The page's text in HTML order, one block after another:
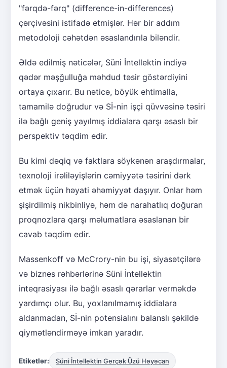
"fərqdə-fərq" (difference-in-differences)
çərçivəsini istifadə etmişlər. Hər bir addım
metodoloji cəhətdən əsaslandırıla biləndir.
Əldə edilmiş nəticələr, Süni İntellektin indiyə
qədər məşğulluğa məhdud təsir göstərdiyini
ortaya çıxarır. Bu nəticə, böyük ehtimalla,
tamamilə doğrudur və Sİ-nin işçi qüvvəsinə təsiri
ilə bağlı geniş yayılmış iddialara qarşı əsaslı bir
perspektiv təqdim edir.
Bu kimi dəqiq və faktlara söykənən araşdırmalar,
texnoloji irəliləyişlərin cəmiyyətə təsirini dərk
etmək üçün həyati əhəmiyyət daşıyır. Onlar həm
şişirdilmiş nikbinliyə, həm də narahatlıq doğuran
proqnozlara qarşı məlumatlara əsaslanan bir
cavab təqdim edir.
Massenkoff və McCrory-nin bu işi, siyasətçilərə
və biznes rəhbərlərinə Süni İntellektin
inteqrasiyası ilə bağlı əsaslı qərarlar verməkdə
yardımçı olur. Bu, yoxlanılmamış iddialara
aldanmadan, Sİ-nin potensialını balanslı şəkildə
qiymətləndirməyə imkan yaradır.
Etiketlər: Süni İntellektin Gerçək Üzü Həyəcan